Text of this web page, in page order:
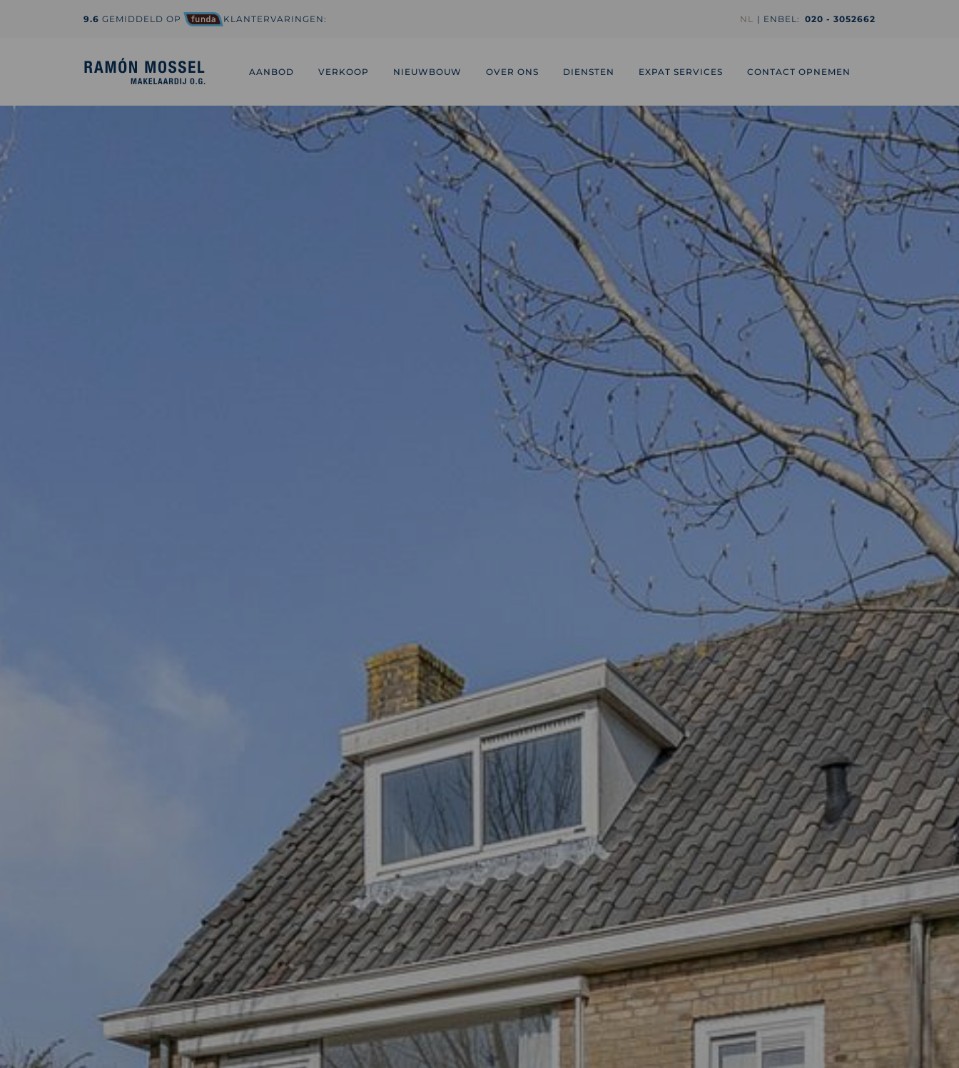
1-800-995-3959 hi@sedona.com
9.6 GEMIDDELD OP KLANTERVARINGEN: NL EN BEL: 020 - 3052662
AANBOD VERKOOP NIEUWBOUW OVER ONS DIENSTEN EXPAT SERVICES CONTACT OPNEMEN